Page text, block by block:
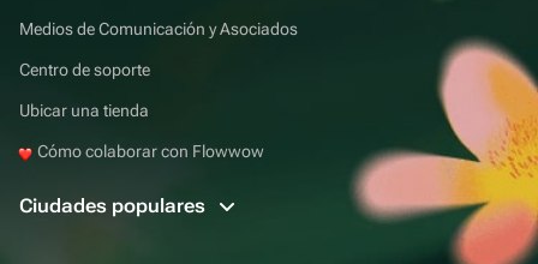
Medios de Comunicación y Asociados
Centro de soporte
Ubicar una tienda
Cómo colaborar con Flowwow
Ciudades populares